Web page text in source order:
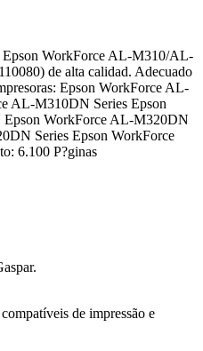
Epson WorkForce AL-M310/AL-
de alta calidad. Adecuado
Epson WorkForce AL-
AL-M310DN Series Epson
WorkForce AL-M320DN
Series Epson WorkForce
6.100 P?ginas
de impressão e